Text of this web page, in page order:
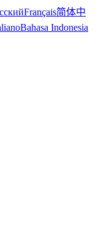
Français简体中
Bahasa Indonesia